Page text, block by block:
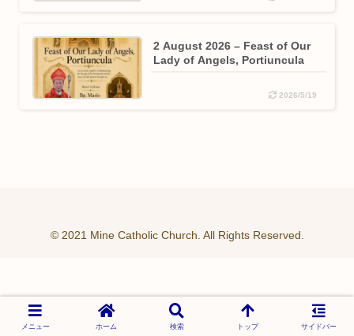
2 August 2026 – Feast of Our
Lady of Angels, Portiuncula
2026/5/19
© 2021 Mine Catholic Church. All Rights Reserved.
メニュー ホーム 検索 トップ サイドバー